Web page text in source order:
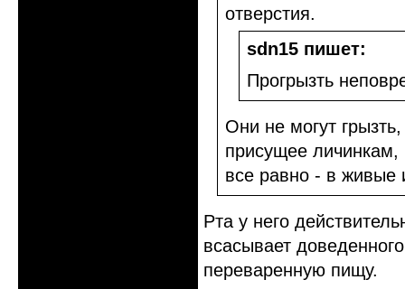
отверстия.
sdn15 пишет:
Прогрызть
Они не могут
присущее личинкам,
все равно - в живые
Рта у него
всасывает
переваренную пищу.